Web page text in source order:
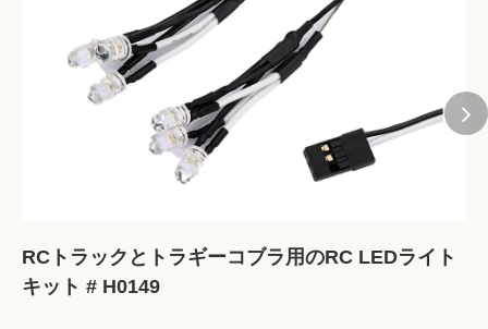
RCトラックとトラギーコブラ用のRC LEDライト
キット # H0149